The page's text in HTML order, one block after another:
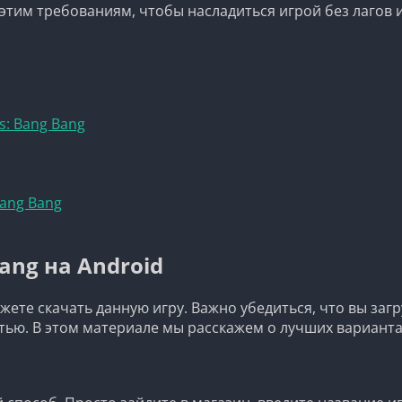
требованиям, чтобы насладиться игрой без лагов
Bang Bang
Bang
на Android
скачать данную игру. Важно убедиться, что вы
В этом материале мы расскажем о лучших